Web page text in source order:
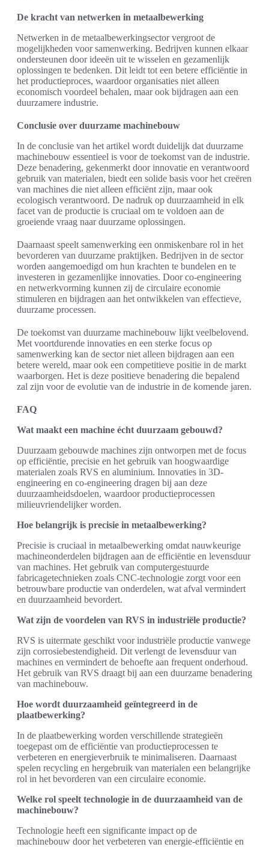
De kracht van netwerken in metaalbewerking
Netwerken in de metaalbewerkingsector vergroot de
mogelijkheden voor samenwerking. Bedrijven kunnen elkaar
ondersteunen door ideeën uit te wisselen en gezamenlijk
oplossingen te bedenken. Dit leidt tot een betere efficiëntie in
het productieproces, waardoor organisaties niet alleen
economisch voordeel behalen, maar ook bijdragen aan een
duurzamere industrie.
Conclusie over duurzame machinebouw
In de conclusie van het artikel wordt duidelijk dat duurzame
machinebouw essentieel is voor de toekomst van de industrie.
Deze benadering, gekenmerkt door innovatie en verantwoord
gebruik van materialen, biedt een solide basis voor het creëren
van machines die niet alleen efficiënt zijn, maar ook
ecologisch verantwoord. De nadruk op duurzaamheid in elk
facet van de productie is cruciaal om te voldoen aan de
groeiende vraag naar duurzame oplossingen.
Daarnaast speelt samenwerking een onmiskenbare rol in het
bevorderen van duurzame praktijken. Bedrijven in de sector
worden aangemoedigd om hun krachten te bundelen en te
investeren in gezamenlijke innovaties. Door co-engineering
en netwerkvorming kunnen zij de circulaire economie
stimuleren en bijdragen aan het ontwikkelen van effectieve,
duurzame processen.
De toekomst van duurzame machinebouw lijkt veelbelovend.
Met voortdurende innovaties en een sterke focus op
samenwerking kan de sector niet alleen bijdragen aan een
betere wereld, maar ook een competitieve positie in de markt
waarborgen. Het is deze positieve benadering die bepalend
zal zijn voor de evolutie van de industrie in de komende jaren.
FAQ
Wat maakt een machine écht duurzaam gebouwd?
Duurzaam gebouwde machines zijn ontworpen met de focus
op efficiëntie, precisie en het gebruik van hoogwaardige
materialen zoals RVS en aluminium. Innovaties in 3D-
engineering en co-engineering dragen bij aan deze
duurzaamheidsdoelen, waardoor productieprocessen
milieuvriendelijker worden.
Hoe belangrijk is precisie in metaalbewerking?
Precisie is cruciaal in metaalbewerking omdat nauwkeurige
machineonderdelen bijdragen aan de efficiëntie en levensduur
van machines. Het gebruik van computergestuurde
fabricagetechnieken zoals CNC-technologie zorgt voor een
betrouwbare productie van onderdelen, wat afval vermindert
en duurzaamheid bevordert.
Wat zijn de voordelen van RVS in industriële productie?
RVS is uitermate geschikt voor industriële productie vanwege
zijn corrosiebestendigheid. Dit verlengt de levensduur van
machines en vermindert de behoefte aan frequent onderhoud.
Het gebruik van RVS draagt bij aan een duurzame benadering
van machinebouw.
Hoe wordt duurzaamheid geïntegreerd in de
plaatbewerking?
In de plaatbewerking worden verschillende strategieën
toegepast om de efficiëntie van productieprocessen te
verbeteren en energieverbruik te minimaliseren. Daarnaast
spelen recycling en hergebruik van materialen een belangrijke
rol in het bevorderen van een circulaire economie.
Welke rol speelt technologie in de duurzaamheid van de
machinebouw?
Technologie heeft een significante impact op de
machinebouw door het verbeteren van energie-efficiëntie en